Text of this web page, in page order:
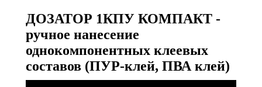
ДОЗАТОР 1КПУ КОМПАКТ -
ручное нанесение
однокомпонентных клеевых
составов (ПУР-клей, ПВА клей)